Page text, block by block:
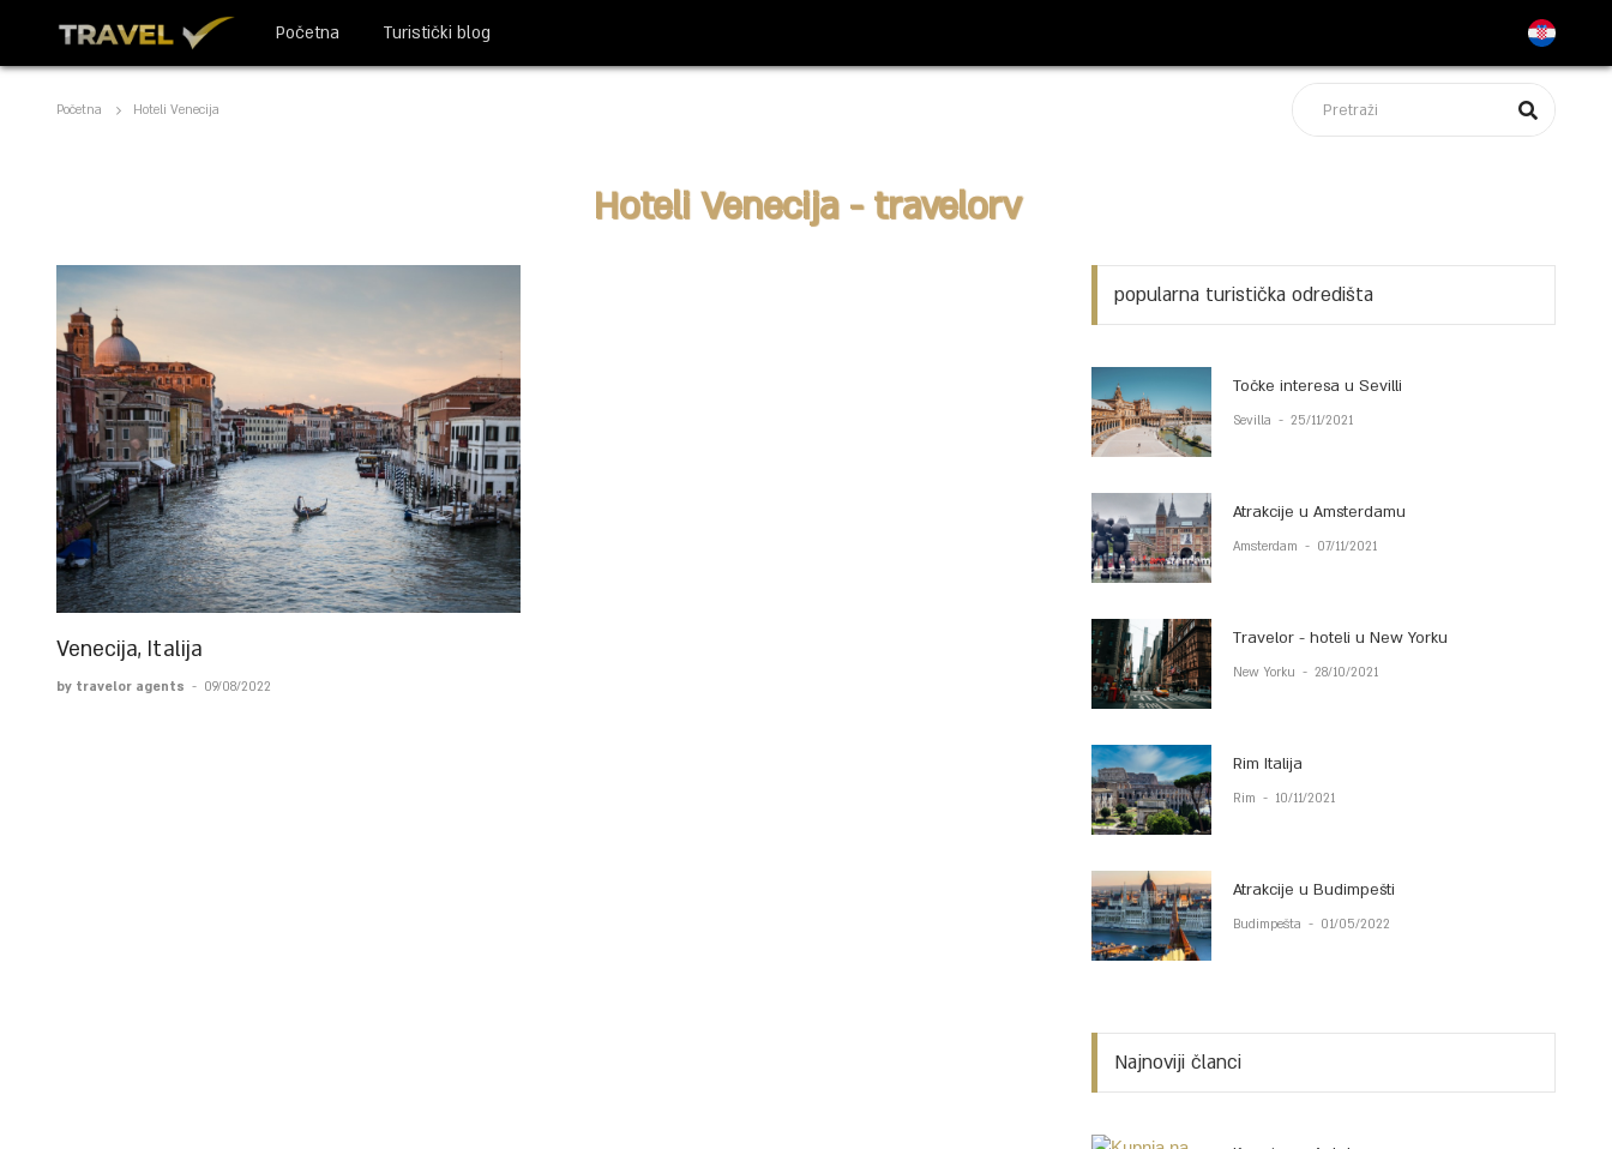
Početna Turistički blog
Početna Hoteli Venecija
Hoteli Venecija - travelorv
Venecija, Italija
by travelor agents - 09/08/2022
popularna turistička odredišta
Točke interesa u Sevilli
Sevilla - 25/11/2021
Atrakcije u Amsterdamu
Amsterdam - 07/11/2021
Travelor - hoteli u New Yorku
New Yorku - 28/10/2021
Rim Italija
Rim - 10/11/2021
Atrakcije u Budimpešti
Budimpešta - 01/05/2022
Najnoviji članci